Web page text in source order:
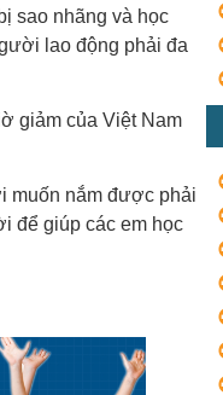
sao nhãng và học
lao động phải đa
giảm của Việt Nam
muốn nắm được phải
để giúp các em học